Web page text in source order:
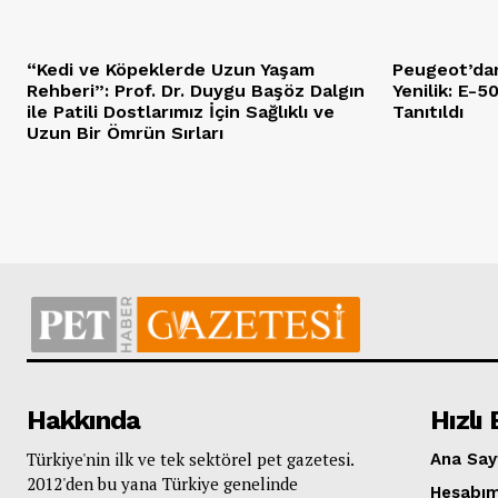
“Kedi ve Köpeklerde Uzun Yaşam
Rehberi”: Prof. Dr. Duygu Başöz Dalgın
ile Patili Dostlarımız İçin Sağlıklı ve
Uzun Bir Ömrün Sırları
Yenilik: E-
Tanıtıldı
Hakkında
Türkiye'nin ilk ve tek sektörel pet gazetesi.
2012'den bu yana Türkiye genelinde
Ana